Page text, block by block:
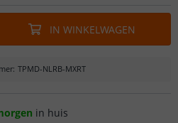
IN WINKELWAGEN
: TPMD-NLRB-MXRT
in huis